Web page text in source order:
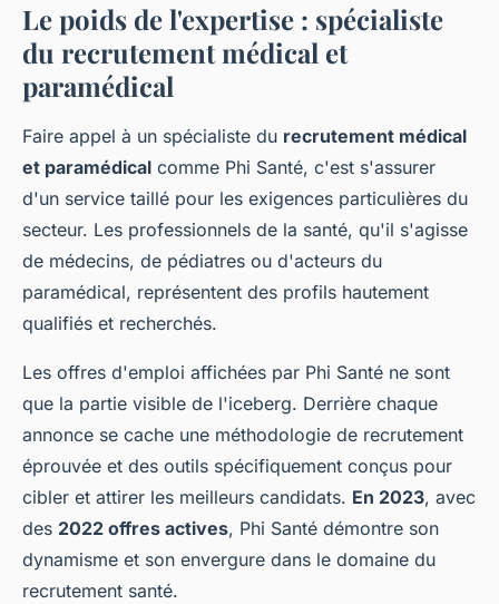
Le poids de l'expertise : spécialiste
du recrutement médical et
paramédical
Faire appel à un spécialiste du recrutement médical
et paramédical comme Phi Santé, c'est s'assurer
d'un service taillé pour les exigences particulières du
secteur. Les professionnels de la santé, qu'il s'agisse
de médecins, de pédiatres ou d'acteurs du
paramédical, représentent des profils hautement
qualifiés et recherchés.
Les offres d'emploi affichées par Phi Santé ne sont
que la partie visible de l'iceberg. Derrière chaque
annonce se cache une méthodologie de recrutement
éprouvée et des outils spécifiquement conçus pour
cibler et attirer les meilleurs candidats. En 2023, avec
des 2022 offres actives, Phi Santé démontre son
dynamisme et son envergure dans le domaine du
recrutement santé.